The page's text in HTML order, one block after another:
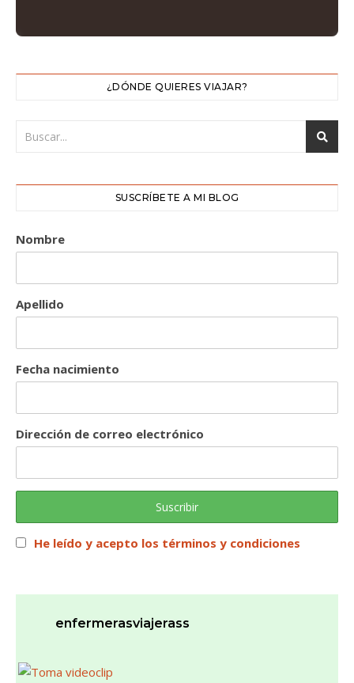
¿DÓNDE QUIERES VIAJAR?
SUSCRÍBETE A MI BLOG
Nombre
Apellido
Fecha nacimiento
Dirección de correo electrónico
He leído y acepto los términos y condiciones
enfermerasviajerass